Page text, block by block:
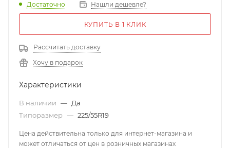
Достаточно Нашли дешевле?
КУПИТЬ В 1 КЛИК
Рассчитать доставку
Хочу в подарок
Характеристики
В наличии — Да
Типоразмер — 225/55R19
Цена действительна только для интернет-магазина и
может отличаться от цен в розничных магазинах